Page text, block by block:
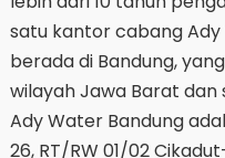
satu kantor cabang
berada di Bandung,
wilayah Jawa Barat
Ady Water Bandung
26, RT/RW 01/02